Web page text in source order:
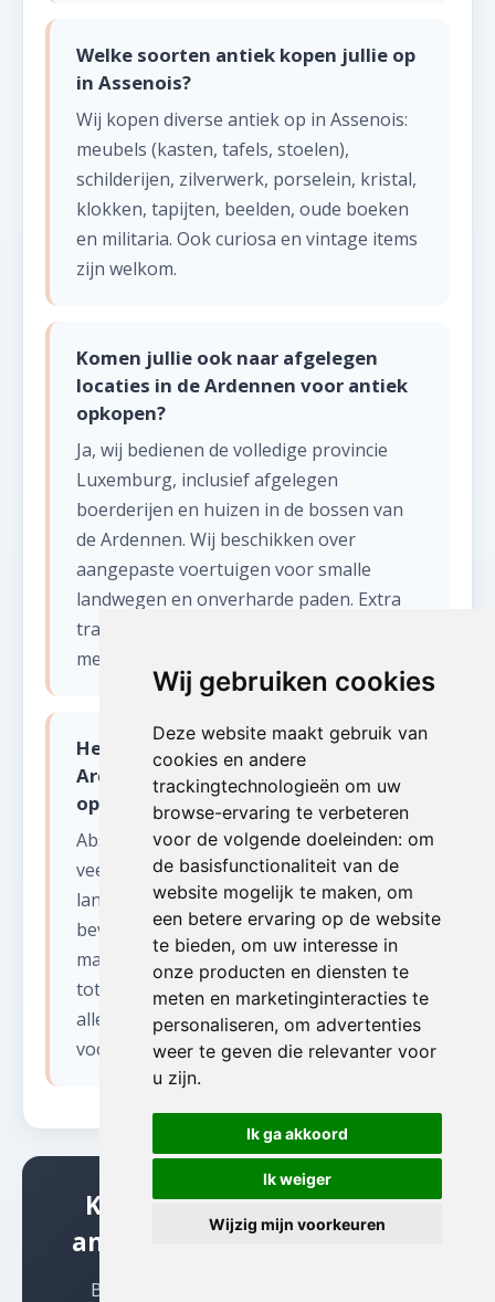
Wij gebruiken cookies
Deze website maakt gebruik van
cookies en andere
trackingtechnologieën om uw
browse-ervaring te verbeteren
voor de volgende doeleinden: om
de basisfunctionaliteit van de
website mogelijk te maken, om
een betere ervaring op de website
te bieden, om uw interesse in
onze producten en diensten te
meten en marketinginteracties te
personaliseren, om advertenties
weer te geven die relevanter voor
u zijn.
Ik ga akkoord
Ik weiger
Wijzig mijn voorkeuren
Welke soorten antiek kopen jullie op
in Assenois?
Wij kopen diverse antiek op in Assenois:
meubels (kasten, tafels, stoelen),
schilderijen, zilverwerk, porselein, kristal,
klokken, tapijten, beelden, oude boeken
en militaria. Ook curiosa en vintage items
zijn welkom.
Komen jullie ook naar afgelegen
locaties in de Ardennen voor antiek
opkopen?
Ja, wij bedienen de volledige provincie
Luxemburg, inclusief afgelegen
boerderijen en huizen in de bossen van
de Ardennen. Wij beschikken over
aangepaste voertuigen voor smalle
landwegen en onverharde paden. Extra
transportkosten worden altijd vooraf
meegedeeld.
Hebben jullie ervaring met grote
Ardense boerderijen bij antiek
opkopen?
Absoluut. De provincie Luxemburg heeft
veel ruime boerderijen en
landbouwgebouwen. Deze panden
bevatten vaak decennia aan opgeslagen
materialen, van landbouwgereedschap
tot antieke meubels. Wij inventariseren
alles grondig en bieden eerlijke prijzen
voor waardevolle items.
Klaar om te beginnen met
antiek opkopen in Assenois?
Bel ons vandaag nog voor een gratis,